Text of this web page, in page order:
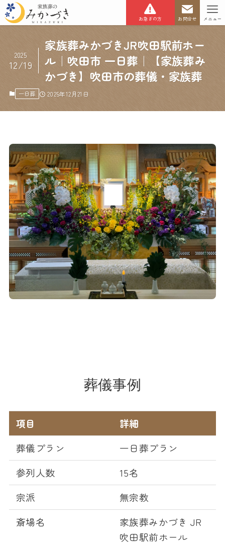
お急ぎの方 お問合せ メニュー
家族葬みかづきJR吹田駅前ホー
ル｜吹田市 一日葬｜【家族葬み
かづき】吹田市の葬儀・家族葬
2025
12/19
一日葬 2025年12月21日
葬儀事例
項目
詳細
葬儀プラン
一日葬プラン
参列人数
15名
宗派
無宗教
斎場名
家族葬みかづき JR
吹田駅前ホール